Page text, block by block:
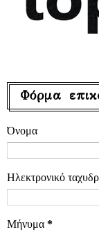
Φόρμα
Όνομα
Ηλεκτρονικό
Μήνυμα *